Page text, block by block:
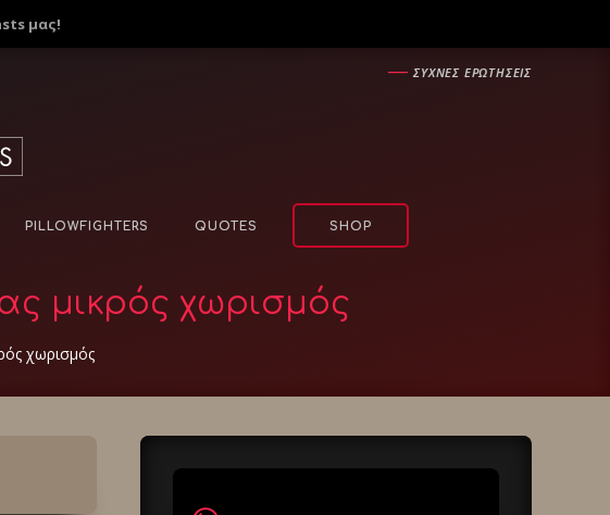
μας!
―ΣΥΧΝΕΣ ΕΡΩΤΗΣΕΙΣ
PILLOWFIGHTERS QUOTES SHOP
μικρός χωρισμός
χωρισμός